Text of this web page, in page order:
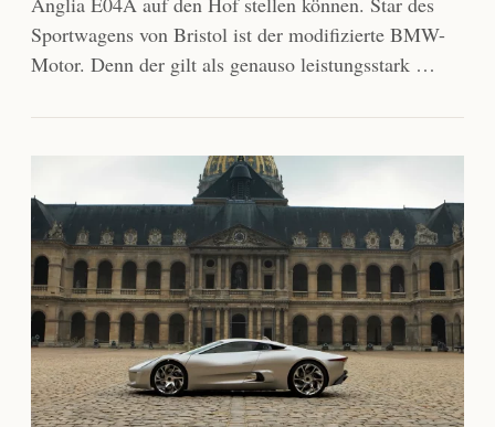
Sportwagens von Bristol ist der modifizierte BMW-
Motor. Denn der gilt als genauso leistungsstark …